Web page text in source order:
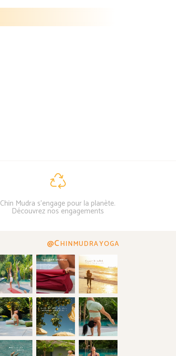
Chin Mudra s'engage pour la planète.
Découvrez nos engagements
@CHINMUDRAYOGA